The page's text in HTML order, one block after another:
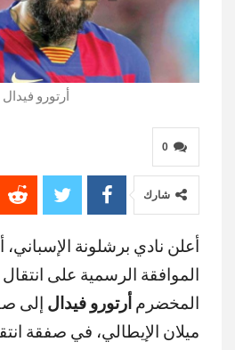
أرتورو فيدال
0
شارك
أعلن نادي برشلونة الإسباني،
الموافقة الرسمية على
المخضرم أرتورو فيدال إلى
ميلان الإيطالي، في صفقة